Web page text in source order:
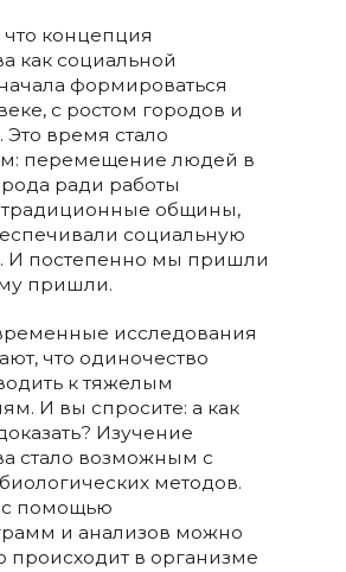
концепция
как социальной
формироваться
с ростом городов и
время стало
перемещение людей в
ради работы
общины,
социальную
И постепенно мы пришли
пришли.
исследования
что одиночество
к тяжелым
И вы спросите: а как
Изучение
стало возможным с
методов.
помощью
и анализов можно
происходит в организме